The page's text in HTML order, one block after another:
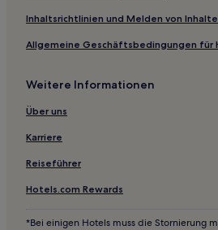
Günstige in Noja
Hotels mit Parkplatz in Kantabrien
Günstige in Kantabrien
Strand in Kantabrien
Günstige in Santona
Luxus in Santillana del Mar
Hotels mit inbegriffenem Frühstück
Inhaltsrichtlinien und Melden von
Allgemeine Geschäftsbedingungen für
Weitere Informationen
Über uns
Karriere
Reiseführer
Hotels.com Rewards
*Bei einigen Hotels muss die Stornierung